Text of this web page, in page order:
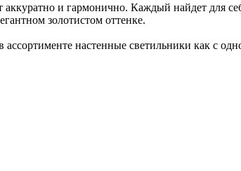
и гармонично. Каждый найдет для
золотистом оттенке.
настенные светильники как с